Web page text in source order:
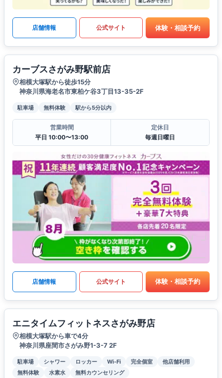
店舗情報 公式サイト 体験・相談予約
カーブスさがみ野駅前店
相模大塚駅から徒歩15分
神奈川県海老名市東柏ケ谷3丁目13-35-2F
駐車場 無料体験 駅から5分以内
営業時間
平日 10:00〜13:00
定休日
毎週日曜日
店舗情報 公式サイト 体験・相談予約
エニタイムフィットネスさがみ野店
相模大塚駅から車で4分
神奈川県座間市さがみ野1-3-7 2F
駐車場 シャワー ロッカー Wi-Fi 完全個室
他店舗利用
無料体験
水素水 無料カウンセリング